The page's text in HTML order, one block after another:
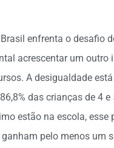
enfrenta o desafio
acrescentar um outro
A desigualdade
das crianças de 4
estão na escola, esse
pelo menos um